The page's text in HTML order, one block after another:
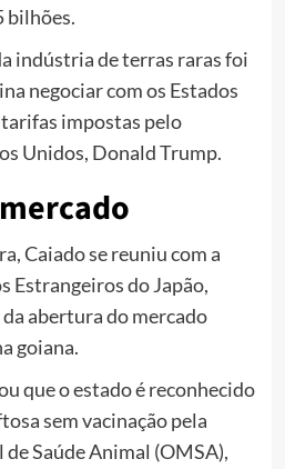
bilhões.
indústria de terras raras foi
negociar com os Estados
impostas pelo
Unidos, Donald Trump.
Caiado se reuniu com a
Estrangeiros do Japão,
abertura do mercado
goiana.
que o estado é reconhecido
sem vacinação pela
Saúde Animal (OMSA),